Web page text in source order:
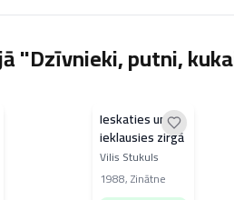
"Dzīvnieki, putni,
Ieskaties un
ieklausies zirgā
Vilis Stukuls
1988,Zinātne